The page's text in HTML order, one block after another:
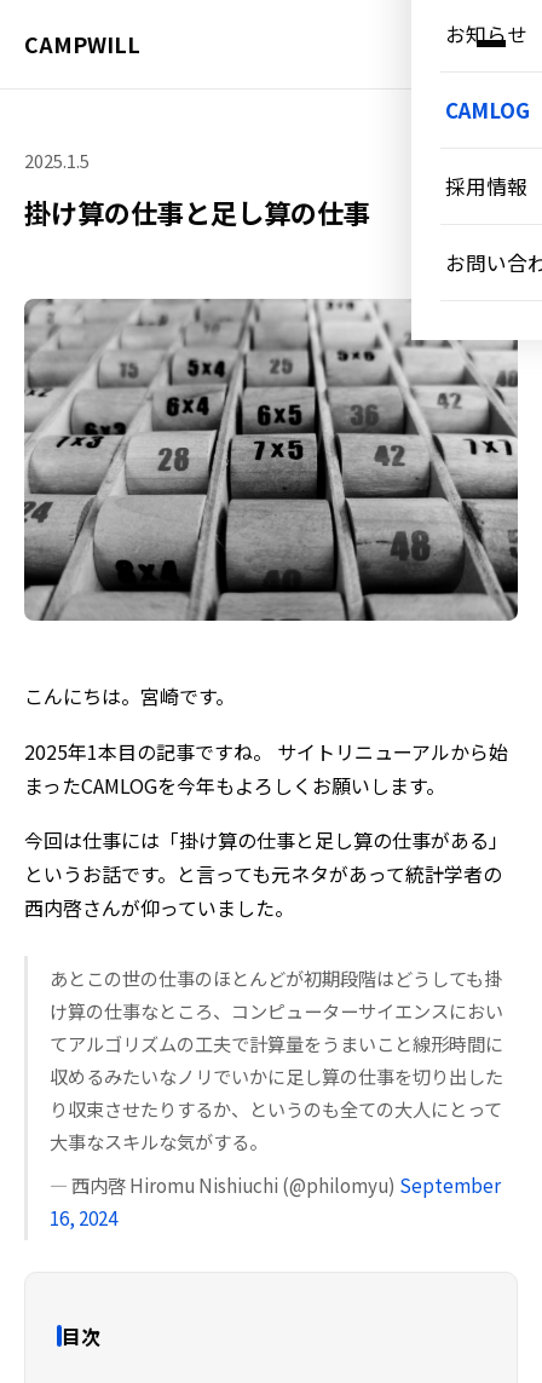
CAMPWILL お知らせ
CAMLOG
採用情報
お問い合
2025.1.5
掛け算の仕事と足し算の仕事
こんにちは。宮崎です。
2025年1本目の記事ですね。 サイトリニューアルから始
まったCAMLOGを今年もよろしくお願いします。
今回は仕事には「掛け算の仕事と足し算の仕事がある」
というお話です。と言っても元ネタがあって統計学者の
西内啓さんが仰っていました。
あとこの世の仕事のほとんどが初期段階はどうしても掛
け算の仕事なところ、コンピューターサイエンスにおい
てアルゴリズムの工夫で計算量をうまいこと線形時間に
収めるみたいなノリでいかに足し算の仕事を切り出した
り収束させたりするか、というのも全ての大人にとって
大事なスキルな気がする。
— 西内啓 Hiromu Nishiuchi (@philomyu) September
16, 2024
目次